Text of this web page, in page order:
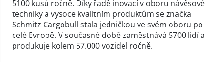
5100 kusů ročně. Díky řadě inovací v oboru návěsové
techniky a vysoce kvalitním produktům se značka
Schmitz Cargobull stala jedničkou ve svém oboru po
celé Evropě. V současné době zaměstnává 5700 lidí a
produkuje kolem 57.000 vozidel ročně.